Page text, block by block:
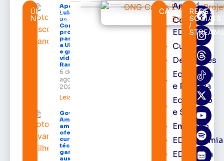
ÚLTIMAS
NOTÍCIAS
Após veto,
Lula envia
ao
Congresso
projeto
para criar
a UNIFRON
e grava
vídeo para
Randolfe
6 de
agosto de
2026
Leia mais »
Governo do
Amapá
amplia
oferta de
cursos
técnicos e
garante
auxílio
CATEGORIAS
Amapá
Cortes
EDcast
Cultura
Destaques
Economia
e Política
Educação
e Saúde
Emprego
EDacademia
EDbrasília
REDES
SOCIAIS
/